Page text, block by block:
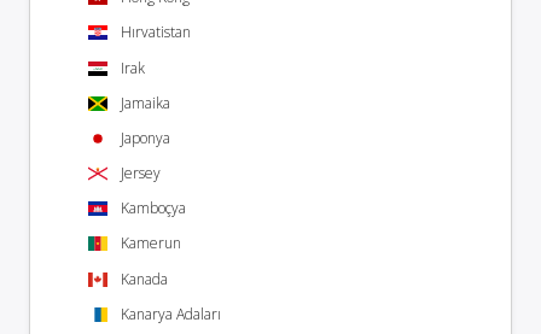
Hırvatistan
Irak
Jamaika
Japonya
Jersey
Kamboçya
Kamerun
Kanada
Kanarya Adaları